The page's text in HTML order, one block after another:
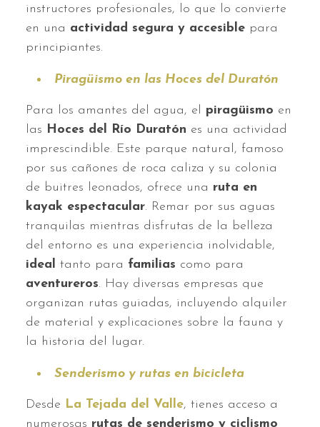
instructores profesionales, lo que lo convierte
en una actividad segura y accesible para
principiantes.
Piragüismo en las Hoces del Duratón
Para los amantes del agua, el piragüismo en
las Hoces del Río Duratón es una actividad
imprescindible. Este parque natural, famoso
por sus cañones de roca caliza y su colonia
de buitres leonados, ofrece una ruta en
kayak espectacular. Remar por sus aguas
tranquilas mientras disfrutas de la belleza
del entorno es una experiencia inolvidable,
ideal tanto para familias como para
aventureros. Hay diversas empresas que
organizan rutas guiadas, incluyendo alquiler
de material y explicaciones sobre la fauna y
la historia del lugar.
Senderismo y rutas en bicicleta
Desde La Tejada del Valle, tienes acceso a
numerosas rutas de senderismo y ciclismo